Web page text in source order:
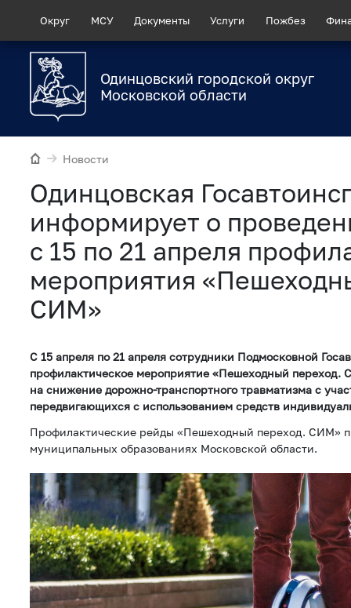
Округ МСУ Документы Услуги Пожбез
Одинцовский городской округ
Московской области
Новости
Одинцовская
информирует о
с 15 по 21 апреля
мероприятия
СИМ»
С 15 апреля по 21 апреля сотрудники Подмосковной
профилактическое мероприятие «Пешеходный переход.
на снижение дорожно-транспортного травматизма с
передвигающихся с использованием средств
Профилактические рейды «Пешеходный переход. СИМ»
муниципальных образованиях Московской области.